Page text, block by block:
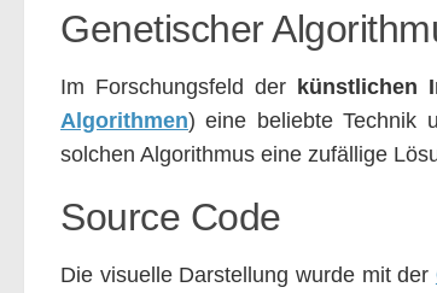
Genetischer
Im Forschungsfeld der künstlichen
Algorithmen) eine beliebte Technik
solchen Algorithmus eine zufällige
Source Code
Die visuelle Darstellung wurde mit der